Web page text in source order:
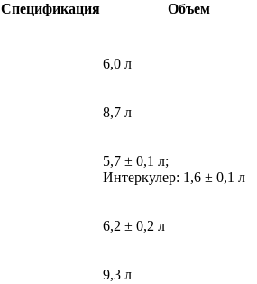
Спецификация
Объем
6,0 л
8,7 л
5,7 ± 0,1 л;
Интеркулер: 1,6 ± 0,1 л
6,2 ± 0,2 л
9,3 л